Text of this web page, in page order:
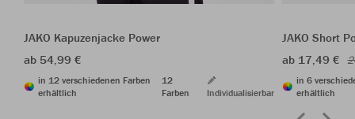
JAKO Kapuzenjacke Power
ab 54,99 €
in 12 verschiedenen Farben
erhältlich
12
Farben
Individualisierbar
JAKO Short
ab 17,49 €
in 6
erhältlich